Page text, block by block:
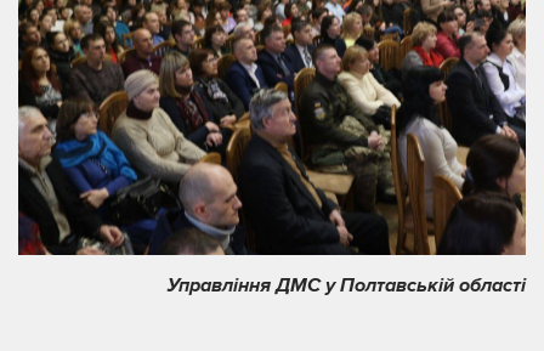
Управління ДМС у Полтавській області